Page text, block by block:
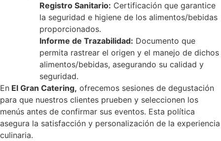
Registro Sanitario: Certificación que garantice
la seguridad e higiene de los alimentos/bebidas
proporcionados.
Informe de Trazabilidad: Documento que
permita rastrear el origen y el manejo de dichos
alimentos/bebidas, asegurando su calidad y
seguridad.
En El Gran Catering, ofrecemos sesiones de degustación
para que nuestros clientes prueben y seleccionen los
menús antes de confirmar sus eventos. Esta política
asegura la satisfacción y personalización de la experiencia
culinaria.